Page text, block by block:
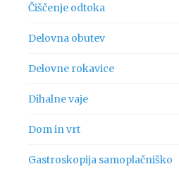
Čiščenje odtoka
Delovna obutev
Delovne rokavice
Dihalne vaje
Dom in vrt
Gastroskopija samoplačniško